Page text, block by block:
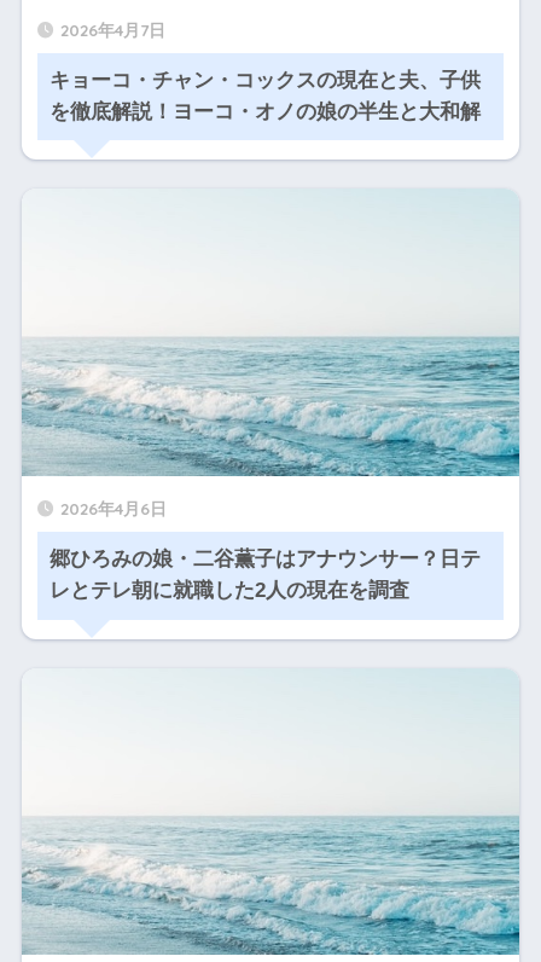
2026年4月7日
キョーコ・チャン・コックスの現在と夫、子供
を徹底解説！ヨーコ・オノの娘の半生と大和解
2026年4月6日
郷ひろみの娘・二谷薫子はアナウンサー？日テ
レとテレ朝に就職した2人の現在を調査